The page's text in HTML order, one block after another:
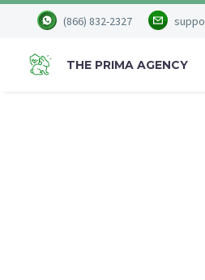
(866) 832-2327
THE PRIMA AGENCY